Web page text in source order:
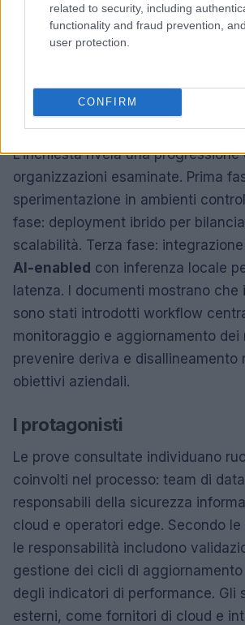
related to security, including
functionality and fraud prevention,
user protection.
CONFIRM
di derive comportamentali. Le
indicano un aumento degli
La ricostruzione
L’inchiesta rivela una
organizzazioni esaminate. Prima
sperimentazione in ambienti
fase: deployment ibrido per
scalabilità. Terza fase:
AI-enabled con inferenza locale
latenza. I documenti mostrano che
sono stati introdotti workflow
monitoraggio e aggiornamento dei
prevenire deriva e disallineamento
obiettivi aziendali.
I protagonisti
Le prove consultate individuano
coinvolti nel processo: team di
responsabili della sicurezza
cloud e operatori edge. Secondo
le responsabilità includono
gestione dei cicli di
degli indicatori di performance. Gli
esterni, come fornitori di cloud e